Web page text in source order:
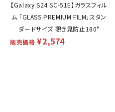
【Galaxy S24 SC-51E】ガラスフィル
ム 「GLASS PREMIUM FILM」スタン
ダードサイズ 覗き見防止180°
販売価格 ¥2,574